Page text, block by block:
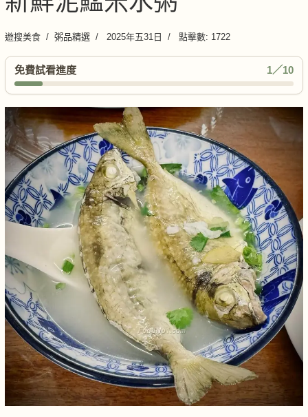
遊搜美食 粥品精選 2025年五31日 點擊數: 1722
免費試看進度 1／10